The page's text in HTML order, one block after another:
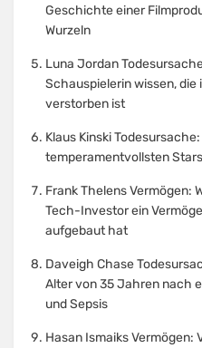
Geschichte einer
Wurzeln
Luna Jordan
Schauspielerin wissen,
verstorben ist
Klaus Kinski
temperamentvollsten
Frank Thelens Vermögen:
Tech-Investor ein
aufgebaut hat
Daveigh Chase
Alter von 35 Jahren nach
und Sepsis
Hasan Ismaiks Vermögen: